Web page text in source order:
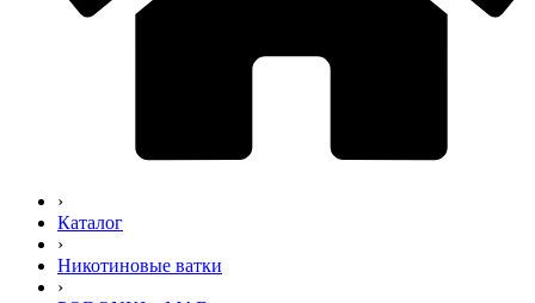
›
Каталог
›
Никотиновые ватки
›